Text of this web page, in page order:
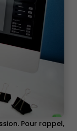
Pour rappel,